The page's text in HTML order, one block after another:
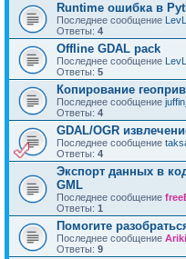
Runtime ошибка в
Последнее сообщение
Ответы: 4
Offline GDAL pack
Последнее сообщение
Ответы: 5
Копирование
Последнее сообщение
Ответы: 4
GDAL/OGR
Последнее сообщение
Ответы: 4
Экспорт данных в
GML
Последнее сообщение
Ответы: 1
Помогите
Последнее сообщение Ariki
Ответы: 9